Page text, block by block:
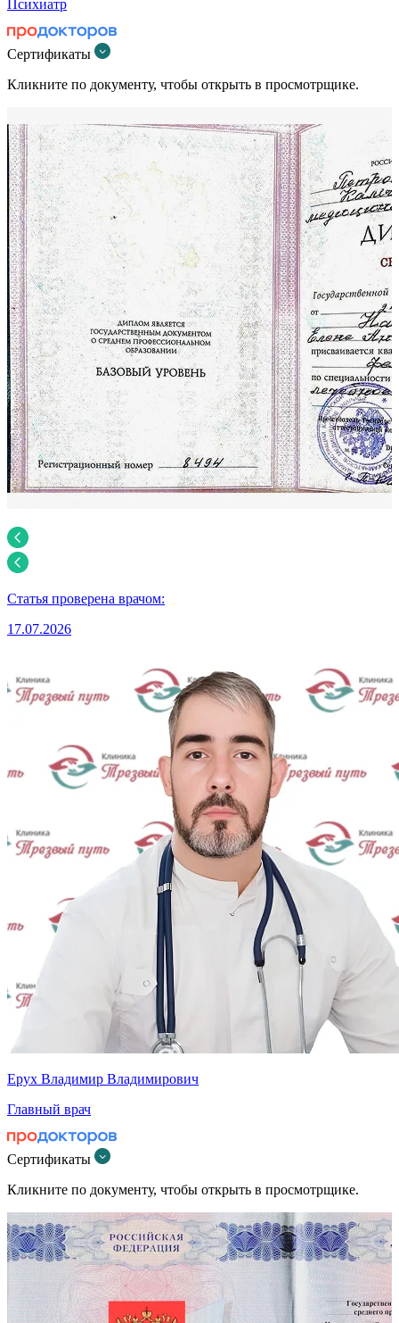
Психиатр
Сертификаты
Кликните по документу, чтобы открыть в просмотрщике.
Статья проверена врачом:
17.07.2026
Ерух Владимир Владимирович
Главный врач
Сертификаты
Кликните по документу, чтобы открыть в просмотрщике.